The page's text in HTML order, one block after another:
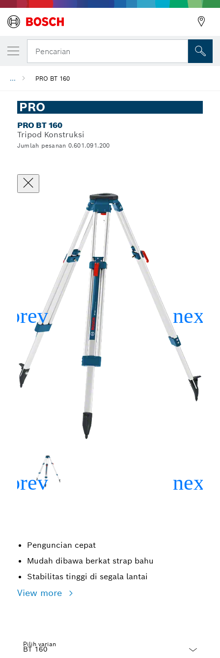
Pencarian
... PRO BT 160
PRO
PRO BT 160
Tripod Konstruksi
Jumlah pesanan 0.601.091.200
Penguncian cepat
Mudah dibawa berkat strap bahu
Stabilitas tinggi di segala lantai
View more
Pilih varian